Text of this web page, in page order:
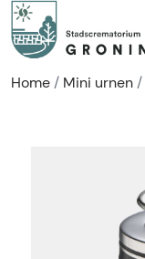
Home Mini urnen